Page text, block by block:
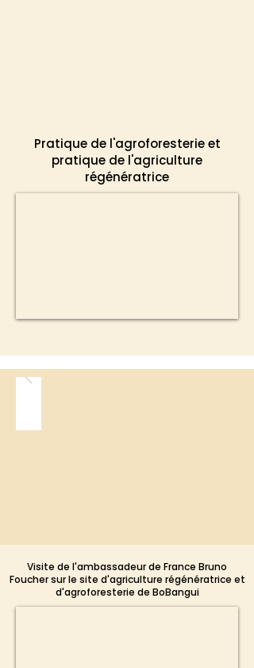
Pratique de l'agroforesterie et
pratique de l'agriculture
régénératrice
Visite de l'ambassadeur de France Bruno
Foucher sur le site d'agriculture régénératrice et
d'agroforesterie de BoBangui